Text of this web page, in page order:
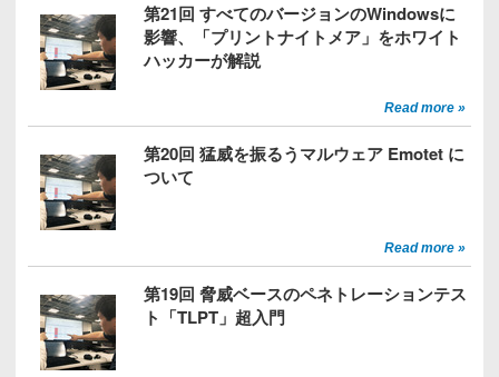
第21回 すべてのバージョンのWindowsに
影響、「プリントナイトメア」をホワイト
ハッカーが解説
Read more »
第20回 猛威を振るうマルウェア Emotet に
ついて
Read more »
第19回 脅威ベースのペネトレーションテス
ト「TLPT」超入門